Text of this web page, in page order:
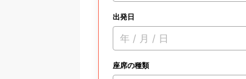
出発日
年 / 月 / 日
座席の種類